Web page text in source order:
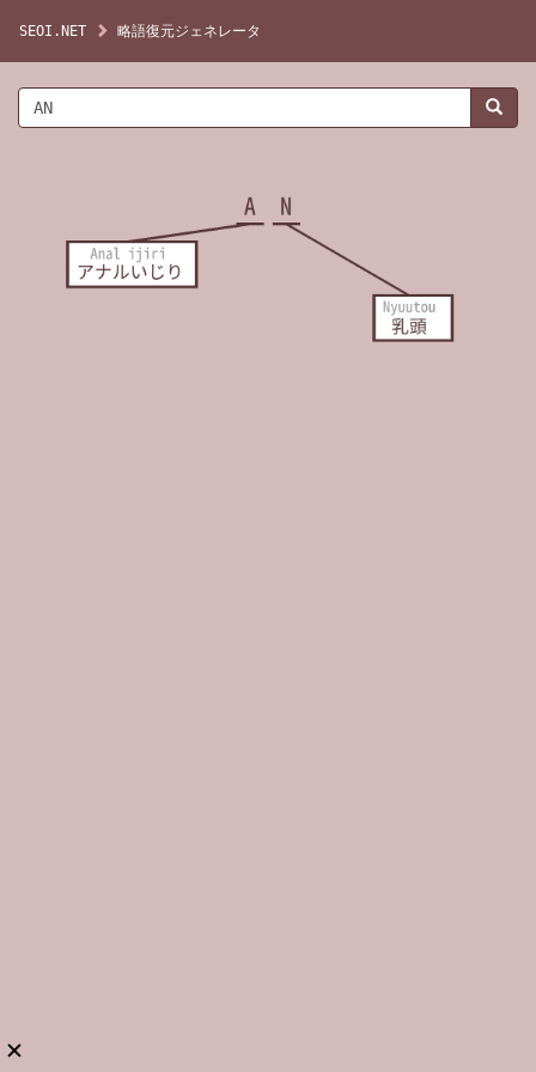
SEOI.NET 略語復元ジェネレータ